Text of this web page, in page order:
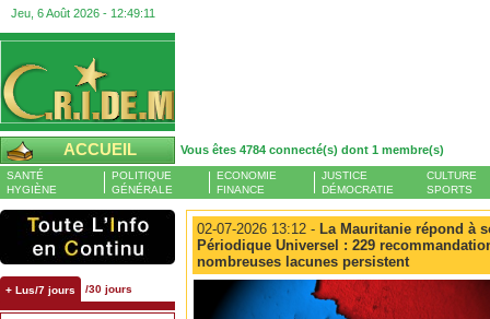
Jeu, 6 Août 2026 - 12:49:12
ACCUEIL Vous êtes 4784 connecté(s) dont 1 membre(s)
SANTÉ
HYGIÈNE
POLITIQUE
GÉNÉRALE
ECONOMIE
FINANCE
JUSTICE
DÉMOCRATIE
CULTURE
SPORTS
+ Lus/7 jours /30 jours
02-07-2026 13:12 - La Mauritanie répond à
Périodique Universel : 229
nombreuses lacunes persistent